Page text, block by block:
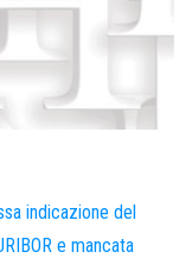
indicazione del
e mancata